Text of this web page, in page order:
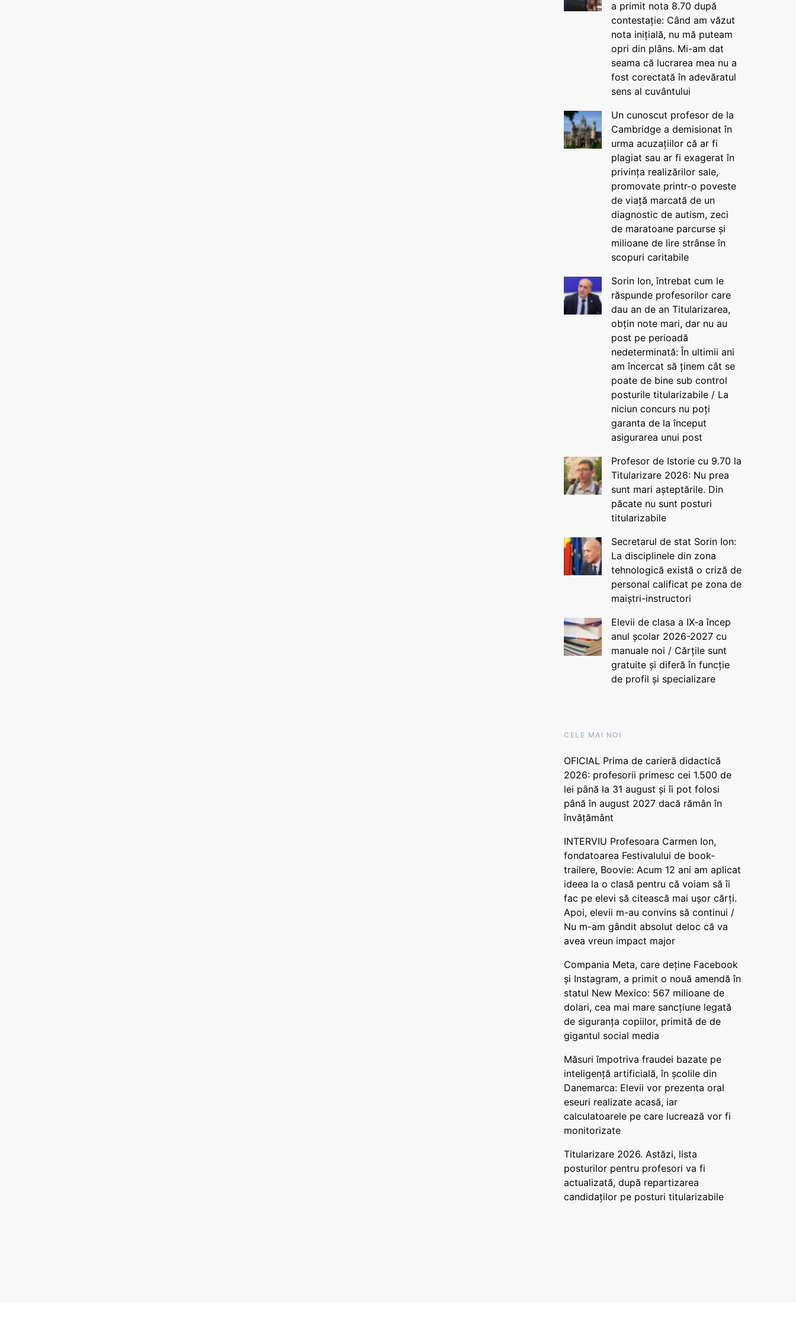
a primit nota 8.70 după
contestație: Când am văzut
nota inițială, nu mă puteam
opri din plâns. Mi-am dat
seama că lucrarea mea nu a
fost corectată în adevăratul
sens al cuvântului
Un cunoscut profesor de la
Cambridge a demisionat în
urma acuzațiilor că ar fi
plagiat sau ar fi exagerat în
privința realizărilor sale,
promovate printr-o poveste
de viață marcată de un
diagnostic de autism, zeci
de maratoane parcurse și
milioane de lire strânse în
scopuri caritabile
Sorin Ion, întrebat cum le
răspunde profesorilor care
dau an de an Titularizarea,
obțin note mari, dar nu au
post pe perioadă
nedeterminată: În ultimii ani
am încercat să ținem cât se
poate de bine sub control
posturile titularizabile / La
niciun concurs nu poți
garanta de la început
asigurarea unui post
Profesor de Istorie cu 9.70 la
Titularizare 2026: Nu prea
sunt mari așteptările. Din
păcate nu sunt posturi
titularizabile
Secretarul de stat Sorin Ion:
La disciplinele din zona
tehnologică există o criză de
personal calificat pe zona de
maiștri-instructori
Elevii de clasa a IX-a încep
anul școlar 2026-2027 cu
manuale noi / Cărțile sunt
gratuite și diferă în funcție
de profil și specializare
CELE MAI NOI
OFICIAL Prima de carieră didactică
2026: profesorii primesc cei 1.500 de
lei până la 31 august și îi pot folosi
până în august 2027 dacă rămân în
învățământ
INTERVIU Profesoara Carmen Ion,
fondatoarea Festivalului de book-
trailere, Boovie: Acum 12 ani am aplicat
ideea la o clasă pentru că voiam să îi
fac pe elevi să citească mai ușor cărți.
Apoi, elevii m-au convins să continui /
Nu m-am gândit absolut deloc că va
avea vreun impact major
Compania Meta, care deține Facebook
și Instagram, a primit o nouă amendă în
statul New Mexico: 567 milioane de
dolari, cea mai mare sancțiune legată
de siguranța copiilor, primită de de
gigantul social media
Măsuri împotriva fraudei bazate pe
inteligență artificială, în școlile din
Danemarca: Elevii vor prezenta oral
eseuri realizate acasă, iar
calculatoarele pe care lucrează vor fi
monitorizate
Titularizare 2026. Astăzi, lista
posturilor pentru profesori va fi
actualizată, după repartizarea
candidaților pe posturi titularizabile